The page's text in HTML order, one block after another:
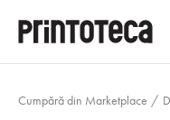
Cumpără din Marketplace